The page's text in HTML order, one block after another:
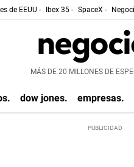
de EEUU - Ibex 35 - SpaceX -
MÁS DE 20 MILLONES DE
dow jones. empresas.